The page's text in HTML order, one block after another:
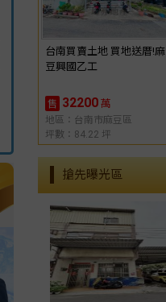
台南買賣土地 買地送厝!麻
豆興國乙工
售 32200 萬
地區：台南市麻豆區
坪數：84.22 坪
搶先曝光區